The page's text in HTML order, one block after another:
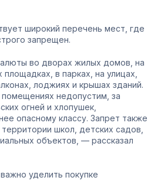
широкий перечень мест, где
запрещен.
во дворах жилых домов, на
в парках, на улицах,
лоджиях и крышах зданий.
помещениях недопустим, за
огней и хлопушек,
опасному классу. Запрет также
школ, детских садов,
объектов, — рассказал
уделить покупке